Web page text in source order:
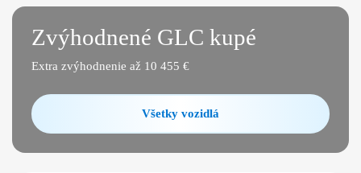
Zvýhodnené GLC kupé
Extra zvýhodnenie až 10 455 €
Všetky vozidlá